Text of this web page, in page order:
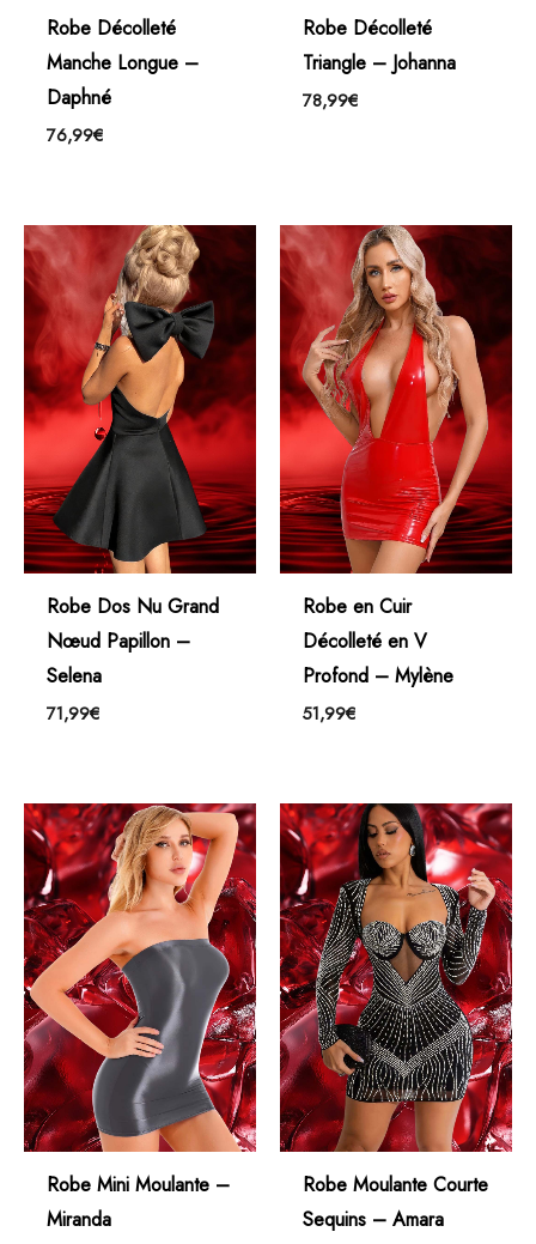
Robe Décolleté
Manche Longue –
Daphné
76,99€
Robe Décolleté
Triangle – Johanna
78,99€
Robe Dos Nu Grand
Nœud Papillon –
Selena
71,99€
Robe en Cuir
Décolleté en V
Profond – Mylène
51,99€
Robe Mini Moulante –
Miranda
Robe Moulante Courte
Sequins – Amara